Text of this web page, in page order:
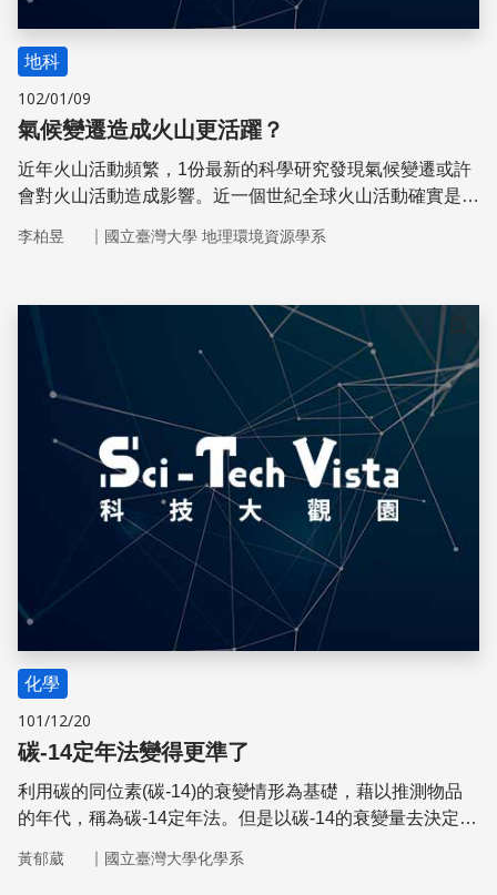
地科
102/01/09
氣候變遷造成火山更活躍？
近年火山活動頻繁，1份最新的科學研究發現氣候變遷或許
會對火山活動造成影響。近一個世紀全球火山活動確實是穩
李柏昱 ｜ 國立臺灣大學 地理環境資源學系
儲存
化學
101/12/20
碳-14定年法變得更準了
利用碳的同位素(碳-14)的衰變情形為基礎，藉以推測物品
的年代，稱為碳-14定年法。但是以碳-14的衰變量去決定物
來自日本、德國、英國的研究團隊發現，日本福井縣水月湖
黃郁葳 ｜ 國立臺灣大學化學系